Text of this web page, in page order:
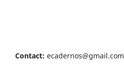
Contact: ecadernos@gmail.com